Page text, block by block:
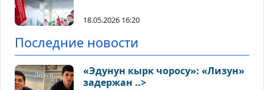
18.05.2026 16:20
Последние новости
«Эдунун кырк чоросу»: «Лизун»
задержан ..>